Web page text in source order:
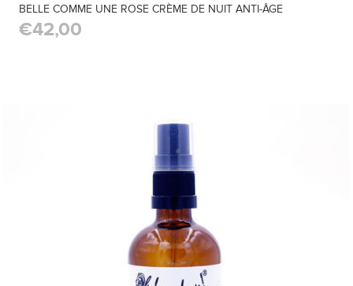
BELLE COMME UNE ROSE CRÈME DE NUIT ANTI-ÂGE
€42,00